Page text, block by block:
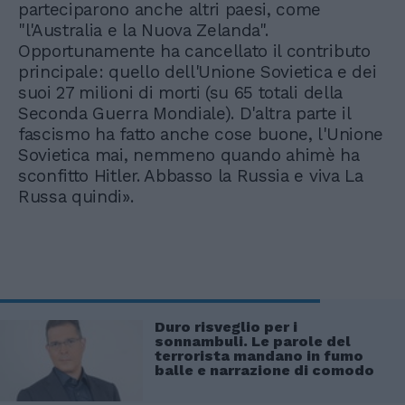
parteciparono anche altri paesi, come
"l'Australia e la Nuova Zelanda".
Opportunamente ha cancellato il contributo
principale: quello dell'Unione Sovietica e dei
suoi 27 milioni di morti (su 65 totali della
Seconda Guerra Mondiale). D'altra parte il
fascismo ha fatto anche cose buone, l'Unione
Sovietica mai, nemmeno quando ahimè ha
sconfitto Hitler. Abbasso la Russia e viva La
Russa quindi».
Duro risveglio per i
sonnambuli. Le parole del
terrorista mandano in fumo
balle e narrazione di comodo